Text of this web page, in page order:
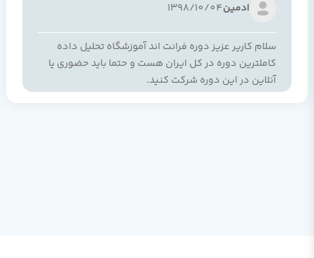
ادمین1398/10/04
سلام کاریر عزیز دوره فرانت اند آموزشگاه تحلیل داده
کاملترین دوره در کل ایران هست و حتما باید حضوری یا
آنلاین در این دوره شرکت کنید.